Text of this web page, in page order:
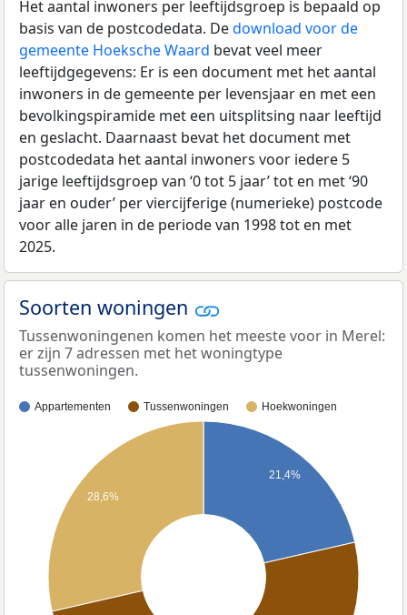
Het aantal inwoners per leeftijdsgroep is bepaald op
basis van de postcodedata. Dedownload voor de
gemeente Hoeksche Waard bevat veel meer
leeftijdgegevens: Er is een document met het aantal
inwoners in de gemeente per levensjaar en met een
bevolkingspiramide met een uitsplitsing naar leeftijd
en geslacht. Daarnaast bevat het document met
postcodedata het aantal inwoners voor iedere 5
jarige leeftijdsgroep van ‘0 tot 5 jaar’ tot en met ‘90
jaar en ouder’ per viercijferige (numerieke) postcode
voor alle jaren in de periode van 1998 tot en met
2025.
Soorten woningen
Tussenwoningenen komen het meeste voor in Merel:
er zijn 7 adressen met het woningtype
tussenwoningen.
Appartementen Tussenwoningen Hoekwoningen
21,4%
28,6%